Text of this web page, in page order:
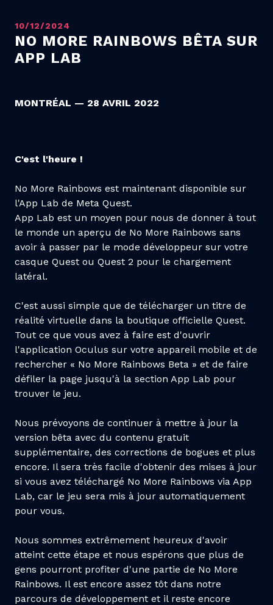
10/12/2024
NO MORE RAINBOWS BÊTA SUR
APP LAB
MONTRÉAL — 28 AVRIL 2022
C'est l'heure !
No More Rainbows est maintenant disponible sur
l'App Lab de Meta Quest.
App Lab est un moyen pour nous de donner à tout
le monde un aperçu de No More Rainbows sans
avoir à passer par le mode développeur sur votre
casque Quest ou Quest 2 pour le chargement
latéral.
C'est aussi simple que de télécharger un titre de
réalité virtuelle dans la boutique officielle Quest.
Tout ce que vous avez à faire est d'ouvrir
l'application Oculus sur votre appareil mobile et de
rechercher « No More Rainbows Beta » et de faire
défiler la page jusqu'à la section App Lab pour
trouver le jeu.
Nous prévoyons de continuer à mettre à jour la
version bêta avec du contenu gratuit
supplémentaire, des corrections de bogues et plus
encore. Il sera très facile d'obtenir des mises à jour
si vous avez téléchargé No More Rainbows via App
Lab, car le jeu sera mis à jour automatiquement
pour vous.
Nous sommes extrêmement heureux d'avoir
atteint cette étape et nous espérons que plus de
gens pourront profiter d'une partie de No More
Rainbows. Il est encore assez tôt dans notre
parcours de développement et il reste encore